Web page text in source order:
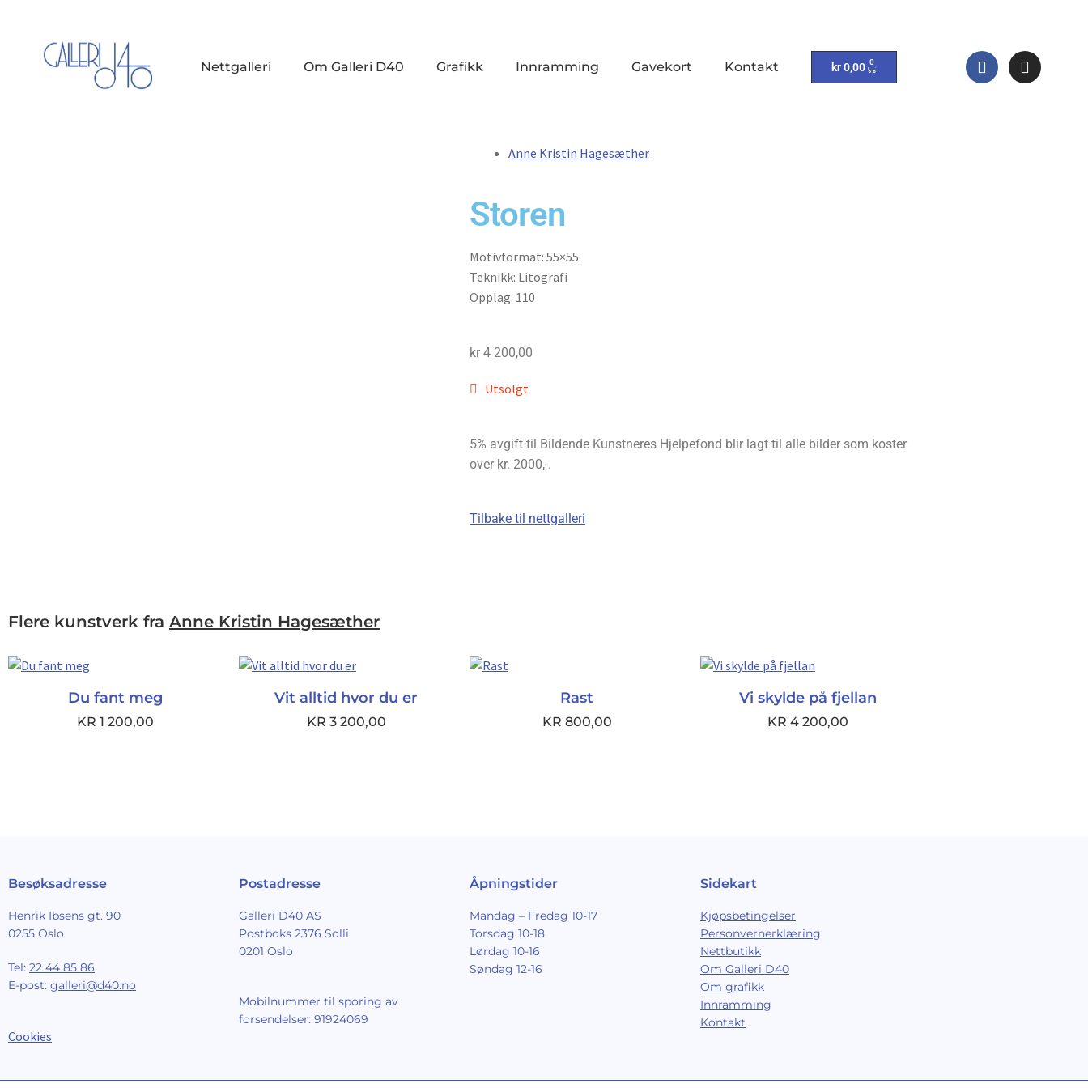
Nettgalleri Om Galleri D40 Grafikk Innramming Gavekort Kontakt kr0,00 0
Anne Kristin Hagesæther
Storen
Motivformat: 55×55
Teknikk: Litografi
Opplag: 110
kr 4 200,00
Utsolgt
5% avgift til Bildende Kunstneres Hjelpefond blir lagt til alle bilder som koster
over kr. 2000,-.
Tilbake til nettgalleri
Flere kunstverk fra Anne Kristin Hagesæther
Du fant meg
KR 1 200,00
Vit alltid hvor du er
KR 3 200,00
Rast
KR 800,00
Vi skylde på fjellan
KR 4 200,00
Besøksadresse
Henrik Ibsens gt. 90
0255 Oslo
Tel: 22 44 85 86
E-post: galleri@d40.no
Cookies
Postadresse
Galleri D40 AS
Postboks 2376 Solli
0201 Oslo
Mobilnummer til sporing av
forsendelser: 91924069
Åpningstider
Mandag – Fredag 10-17
Torsdag 10-18
Lørdag 10-16
Søndag 12-16
Sidekart
Kjøpsbetingelser
Personvernerklæring
Nettbutikk
Om Galleri D40
Om grafikk
Innramming
Kontakt